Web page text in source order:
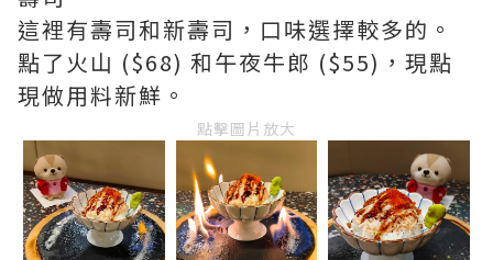
這裡有壽司和新壽司，口味選擇較多的。
點了火山 ($68) 和午夜牛郎 ($55)，現點
現做用料新鮮。
點擊圖片放大